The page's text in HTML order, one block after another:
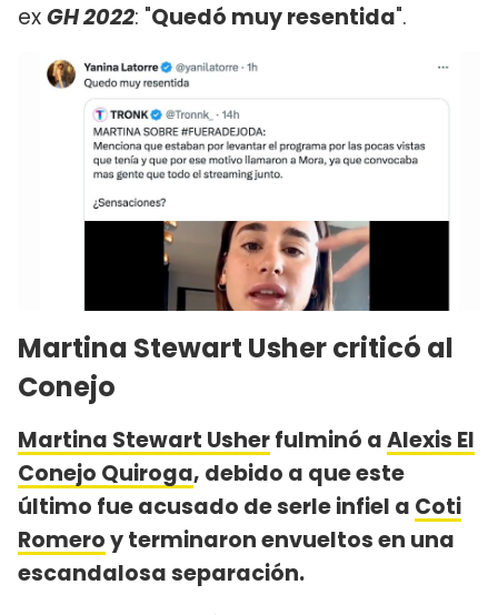
exGH 2022: "Quedó muy resentida".
Martina Stewart Usher criticó al
Conejo
Martina Stewart Usherfulminó aAlexis El
Conejo Quiroga, debido a que este
último fue acusado de serle infiel a Coti
Romeroy terminaron envueltos en una
escandalosa separación.